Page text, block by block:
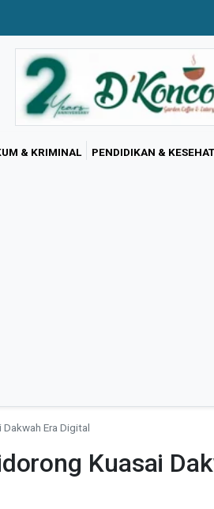
& KRIMINAL PENDIDIKAN &
Era Digital
Kuasai